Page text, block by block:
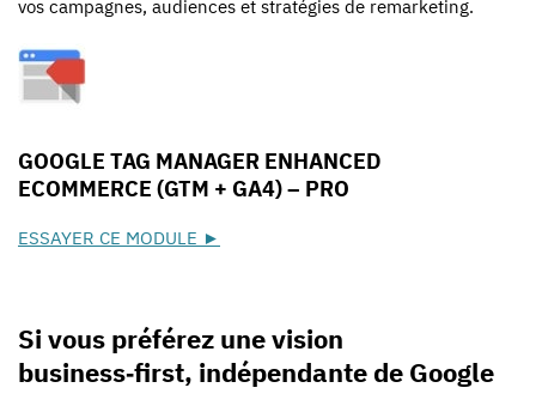
vos campagnes, audiences et stratégies de remarketing.
GOOGLE TAG MANAGER ENHANCED
ECOMMERCE (GTM + GA4) – PRO
ESSAYER CE MODULE ►
Si vous préférez une vision
business‑first, indépendante de Google